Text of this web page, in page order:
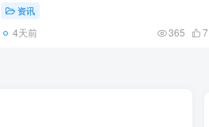
资讯
4天前 365 7